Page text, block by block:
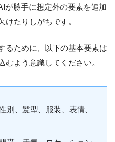
が勝手に想定外の要素を追加
けたりしがちです。
るために、以下の基本要素は
むよう意識してください。
別、髪型、服装、表情、